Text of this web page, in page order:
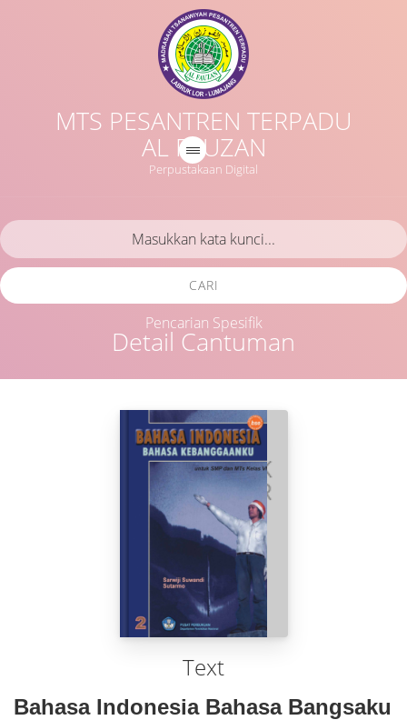
MTS PESANTREN TERPADU
AL FAUZAN
Perpustakaan Digital
Detail Cantuman
CARI
Pencarian Spesifik
Text
Bahasa Indonesia Bahasa Bangsaku